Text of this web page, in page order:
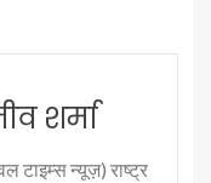
शर्मा
टाइम्स न्यूज़) राष्ट्र